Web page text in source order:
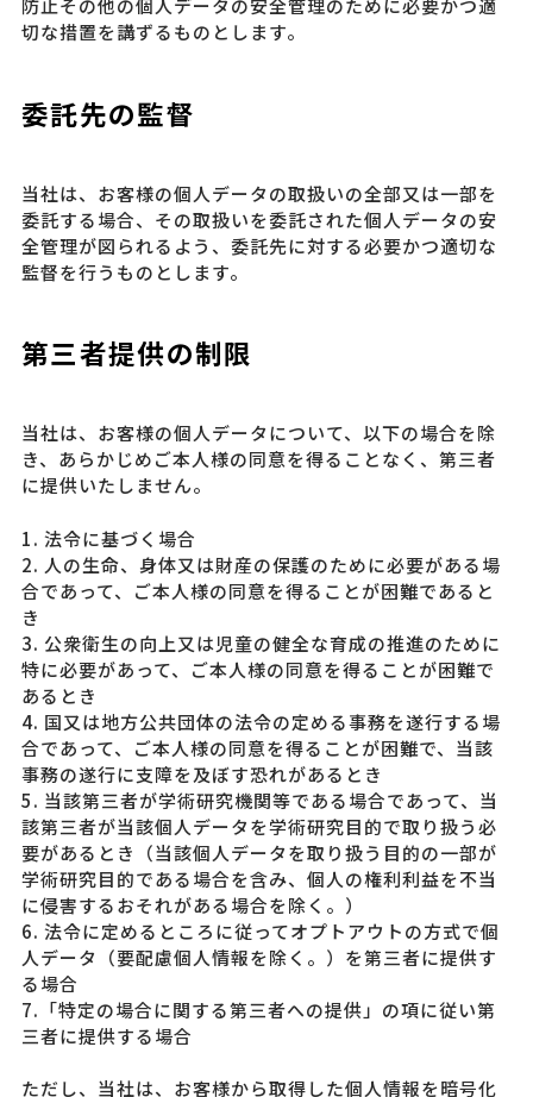
防止その他の個人データの安全管理のために必要かつ適
切な措置を講ずるものとします。
委託先の監督
当社は、お客様の個人データの取扱いの全部又は一部を
委託する場合、その取扱いを委託された個人データの安
全管理が図られるよう、委託先に対する必要かつ適切な
監督を行うものとします。
第三者提供の制限
当社は、お客様の個人データについて、以下の場合を除
き、あらかじめご本人様の同意を得ることなく、第三者
に提供いたしません。
1. 法令に基づく場合
2. 人の生命、身体又は財産の保護のために必要がある場
合であって、ご本人様の同意を得ることが困難であると
き
3. 公衆衛生の向上又は児童の健全な育成の推進のために
特に必要があって、ご本人様の同意を得ることが困難で
あるとき
4. 国又は地方公共団体の法令の定める事務を遂行する場
合であって、ご本人様の同意を得ることが困難で、当該
事務の遂行に支障を及ぼす恐れがあるとき
5. 当該第三者が学術研究機関等である場合であって、当
該第三者が当該個人データを学術研究目的で取り扱う必
要があるとき（当該個人データを取り扱う目的の一部が
学術研究目的である場合を含み、個人の権利利益を不当
に侵害するおそれがある場合を除く。）
6. 法令に定めるところに従ってオプトアウトの方式で個
人データ（要配慮個人情報を除く。）を第三者に提供す
る場合
7.「特定の場合に関する第三者への提供」の項に従い第
三者に提供する場合
ただし、当社は、お客様から取得した個人情報を暗号化